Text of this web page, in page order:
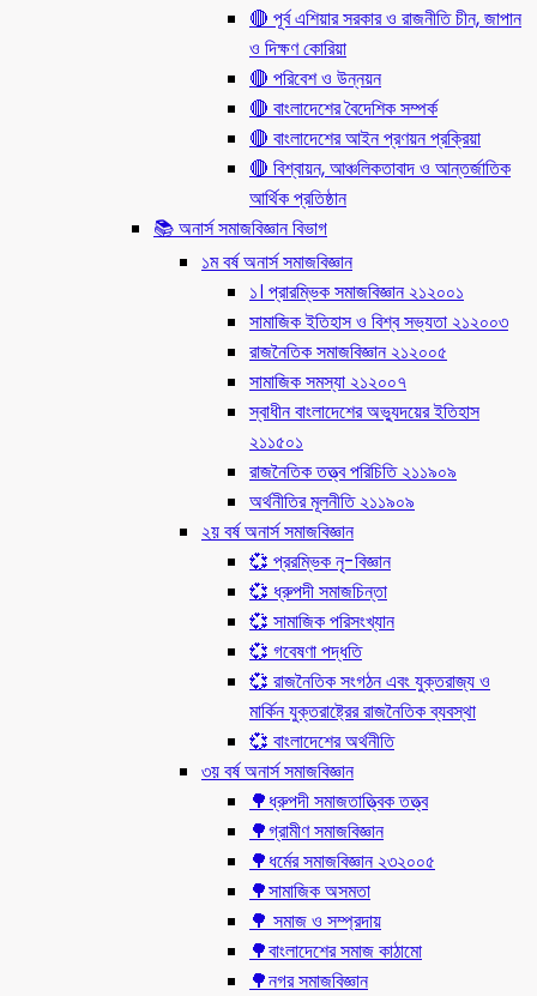
🔴 পূর্ব এশিয়ার সরকার ও রাজনীতি চীন, জাপান
ও দিক্ষণ কোরিয়া
🔴 পরিবেশ ও উন্নয়ন
🔴 বাংলাদেশের বৈদেশিক সম্পর্ক
🔴 বাংলাদেশের আইন প্রণয়ন প্রক্রিয়া
🔴 বিশ্বায়ন, আঞ্চলিকতাবাদ ও আন্তর্জাতিক
আর্থিক প্রতিষ্ঠান
📚 অনার্স সমাজবিজ্ঞান বিভাগ
১ম বর্ষ অনার্স সমাজবিজ্ঞান
১। প্রারম্ভিক সমাজবিজ্ঞান ২১২০০১
সামাজিক ইতিহাস ও বিশ্ব সভ্যতা ২১২০০৩
রাজনৈতিক সমাজবিজ্ঞান ২১২০০৫
সামাজিক সমস্যা ২১২০০৭
স্বাধীন বাংলাদেশের অভ্যুদয়ের ইতিহাস
২১১৫০১
রাজনৈতিক তত্ত্ব পরিচিতি ২১১৯০৯
অর্থনীতির মূলনীতি ২১১৯০৯
২য় বর্ষ অনার্স সমাজবিজ্ঞান
💞 প্ররম্ভিক নৃ-বিজ্ঞান
💞 ধ্রুপদী সমাজচিন্তা
💞 সামাজিক পরিসংখ্যান
💞 গবেষণা পদ্ধতি
💞 রাজনৈতিক সংগঠন এবং যুক্তরাজ্য ও
মার্কিন যুক্তরাষ্ট্রের রাজনৈতিক ব্যবস্থা
💞 বাংলাদেশের অর্থনীতি
৩য় বর্ষ অনার্স সমাজবিজ্ঞান
🌳ধ্রুপদী সমাজতাত্ত্বিক তত্ত্ব
🌳গ্রামীণ সমাজবিজ্ঞান
🌳ধর্মের সমাজবিজ্ঞান ২৩২০০৫
🌳সামাজিক অসমতা
🌳 সমাজ ও সম্প্রদায়
🌳বাংলাদেশের সমাজ কাঠামো
🌳নগর সমাজবিজ্ঞান